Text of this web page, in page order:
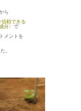
ら
信頼できる
分〉 で
メントを
。